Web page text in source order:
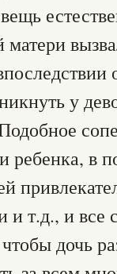
матери
у
ребенка, в
и т.д., и
дочь